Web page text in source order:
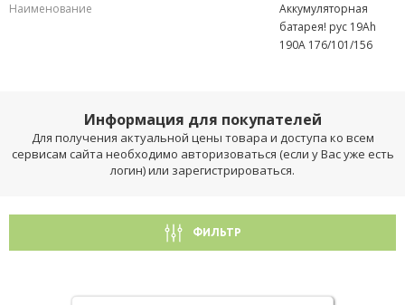
Наименование
Аккумуляторная
батарея! рус 19Ah
190A 176/101/156
Информация для покупателей
Для получения актуальной цены товара и доступа ко всем
сервисам сайта необходимо авторизоваться (если у Вас уже есть
логин) или зарегистрироваться.
ФИЛЬТР